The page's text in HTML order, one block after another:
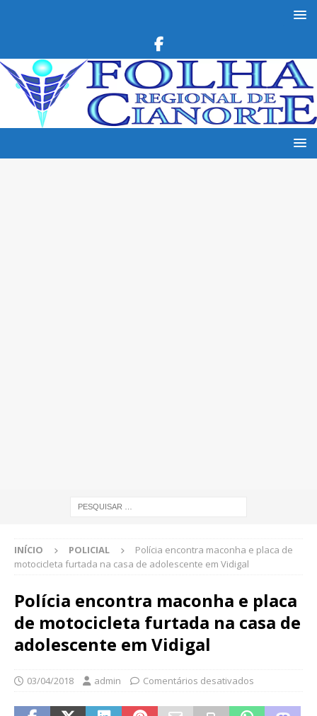
INÍCIO POLICIAL
Polícia encontra maconha e placa de
motocicleta furtada na casa de adolescente em Vidigal
Polícia encontra maconha e placa
de motocicleta furtada na casa de
adolescente em Vidigal
03/04/2018 admin Comentários desativados